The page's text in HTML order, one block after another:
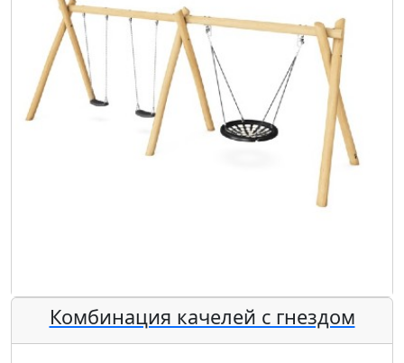
Комбинация качелей с гнездом